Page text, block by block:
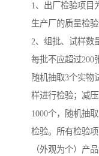
1、出厂检验项目
生产厂的质量检
2、组批、试样数
每批不应超过200
随机抽取3个实物
样进行检验；减
1000个，随机抽
检验。所有检验
（外观为个）产品